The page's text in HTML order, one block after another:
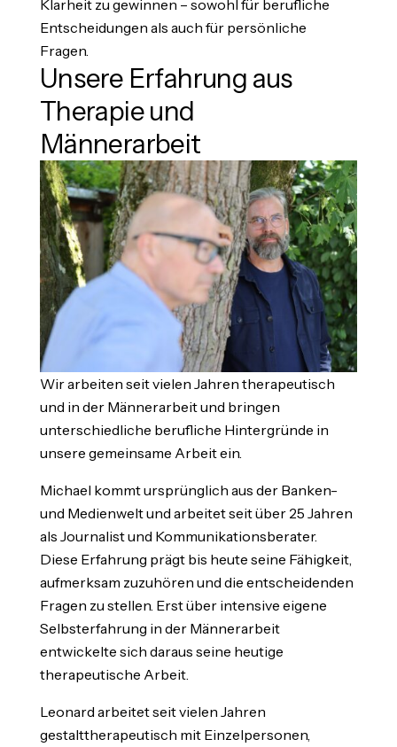
Klarheit zu gewinnen – sowohl für berufliche
Entscheidungen als auch für persönliche
Fragen.
Unsere Erfahrung aus
Therapie und
Männerarbeit
Wir arbeiten seit vielen Jahren therapeutisch
und in der Männerarbeit und bringen
unterschiedliche berufliche Hintergründe in
unsere gemeinsame Arbeit ein.
Michael kommt ursprünglich aus der Banken-
und Medienwelt und arbeitet seit über 25 Jahren
als Journalist und Kommunikationsberater.
Diese Erfahrung prägt bis heute seine Fähigkeit,
aufmerksam zuzuhören und die entscheidenden
Fragen zu stellen. Erst über intensive eigene
Selbsterfahrung in der Männerarbeit
entwickelte sich daraus seine heutige
therapeutische Arbeit.
Leonard arbeitet seit vielen Jahren
gestalttherapeutisch mit Einzelpersonen,